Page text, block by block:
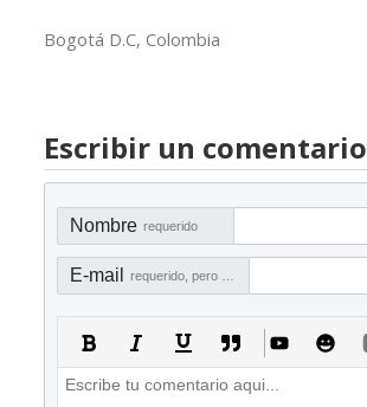
Bogotá D.C, Colombia
Escribir un comentario
Nombre requerido
E-mail